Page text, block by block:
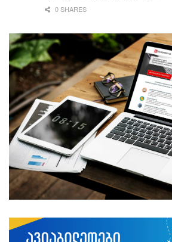
0 SHARES